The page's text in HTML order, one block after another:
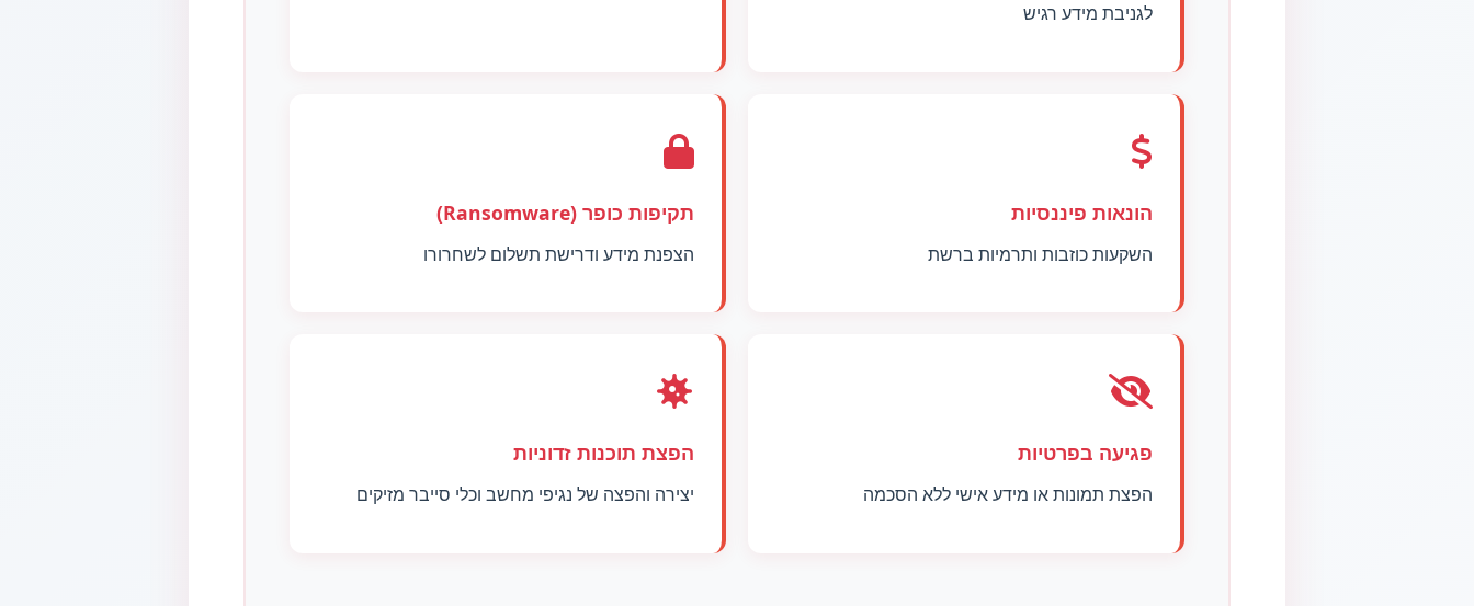
לגניבת מידע רגיש
הונאות פיננסיות
השקעות כוזבות ותרמיות ברשת
תקיפות כופר (Ransomware)
הצפנת מידע ודרישת תשלום לשחרורו
פגיעה בפרטיות
הפצת תמונות או מידע אישי ללא הסכמה
הפצת תוכנות זדוניות
יצירה והפצה של נגיפי מחשב וכלי סייבר מזיקים